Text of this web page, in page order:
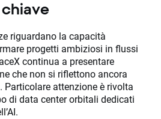
riguardano la capacità
progetti ambiziosi in flussi
continua a presentare
che non si riflettono ancora
attenzione è rivolta
di data center orbitali dedicati